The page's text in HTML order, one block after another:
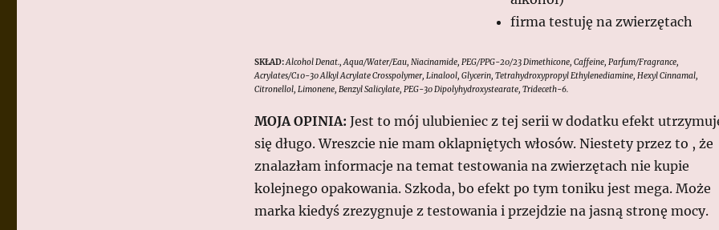
firma testuję na zwierzętach
SKŁAD:Alcohol Denat., Aqua/Water/Eau, Niacinamide, PEG/PPG-20/23 Dimethicone, Caffeine, Parfum/Fragrance,
Acrylates/C10-30 Alkyl Acrylate Crosspolymer, Linalool, Glycerin, Tetrahydroxypropyl Ethylenediamine, Hexyl Cinnamal,
Citronellol, Limonene, Benzyl Salicylate, PEG-30 Dipolyhydroxystearate, Trideceth-6.
MOJA OPINIA: Jest to mój ulubieniec z tej serii w dodatku efekt
się długo. Wreszcie nie mam oklapniętych włosów. Niestety przez to , że
znalazłam informacje na temat testowania na zwierzętach nie kupie
kolejnego opakowania. Szkoda, bo efekt po tym toniku jest mega. Może
marka kiedyś zrezygnuje z testowania i przejdzie na jasną stronę mocy.